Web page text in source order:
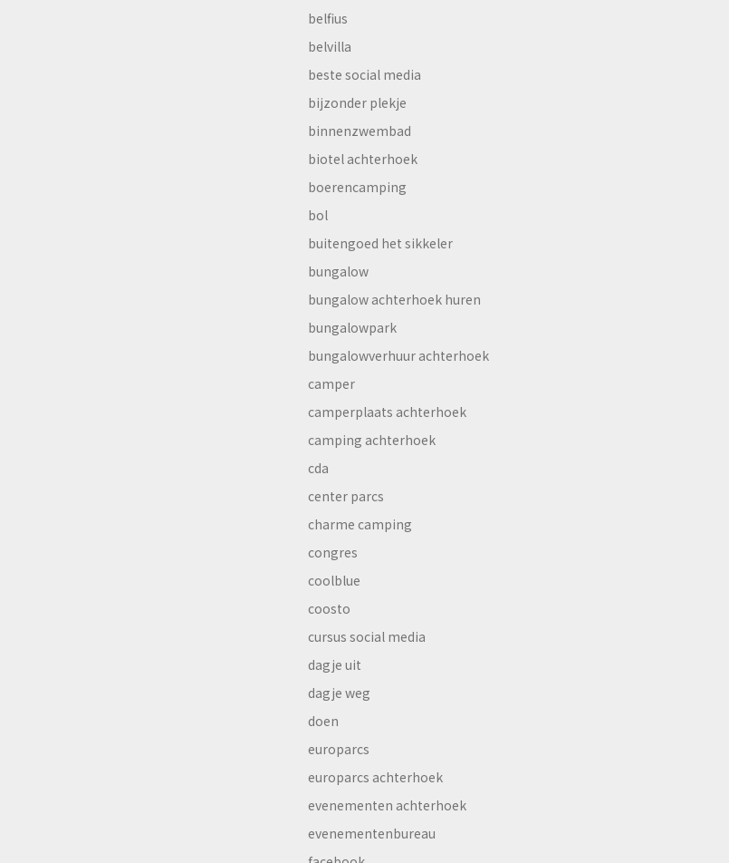
belfius
belvilla
beste social media
bijzonder plekje
binnenzwembad
biotel achterhoek
boerencamping
bol
buitengoed het sikkeler
bungalow
bungalow achterhoek huren
bungalowpark
bungalowverhuur achterhoek
camper
camperplaats achterhoek
camping achterhoek
cda
center parcs
charme camping
congres
coolblue
coosto
cursus social media
dagje uit
dagje weg
doen
europarcs
europarcs achterhoek
evenementen achterhoek
evenementenbureau